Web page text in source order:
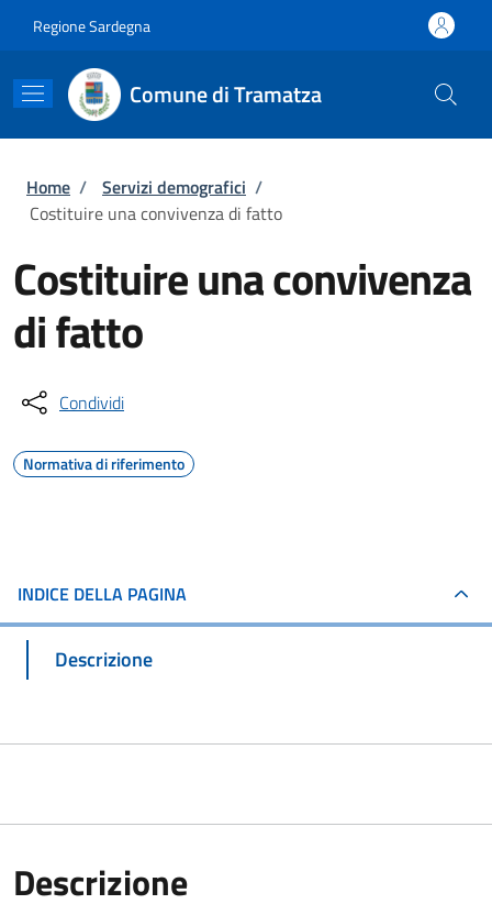
Regione Sardegna
Comune di Tramatza
Briciole di pane
Home / Servizi demografici /
Costituire una convivenza di fatto
Costituire una convivenza
di fatto
Condividi
Normativa di riferimento
INDICE DELLA PAGINA
Descrizione
Descrizione